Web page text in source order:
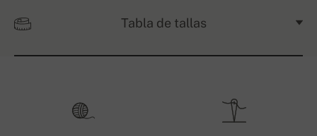
Tabla de tallas